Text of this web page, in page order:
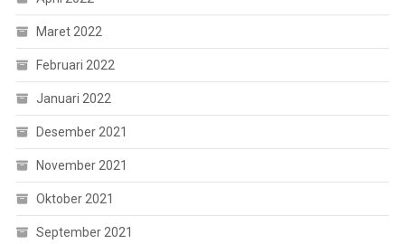
Maret 2022
Februari 2022
Januari 2022
Desember 2021
November 2021
Oktober 2021
September 2021